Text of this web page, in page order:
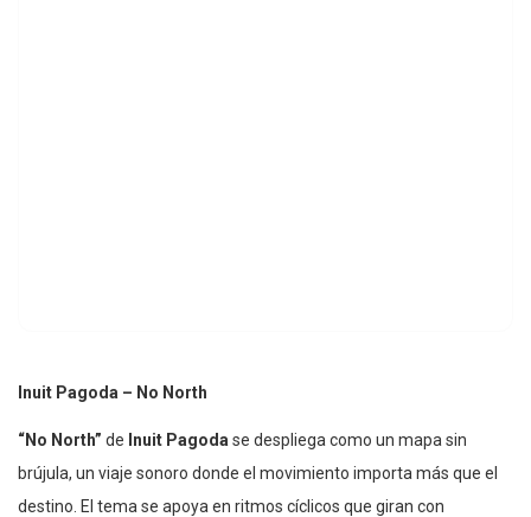
Inuit Pagoda – No North
“No North” de Inuit Pagoda se despliega como un mapa sin
brújula, un viaje sonoro donde el movimiento importa más que el
destino. El tema se apoya en ritmos cíclicos que giran con